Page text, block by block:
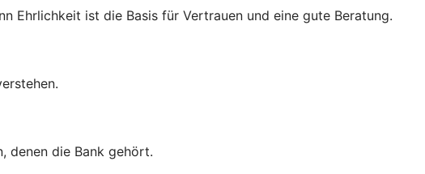
Ehrlichkeit ist die Basis für Vertrauen und eine gute Beratung.
denen die Bank gehört.